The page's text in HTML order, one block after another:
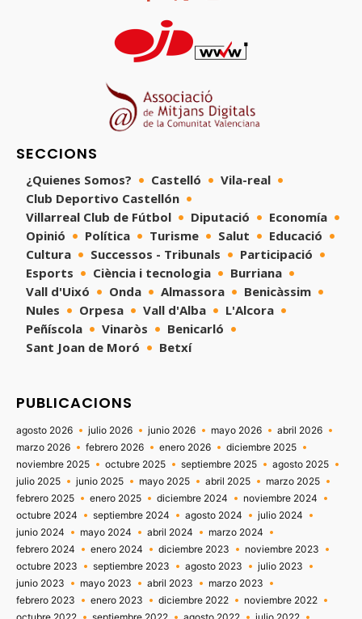
SECCIONS
¿Quienes Somos? Castelló
Vila-real
Club Deportivo Castellón
Villarreal Club de Fútbol
Diputació
Economía
Opinió
Política Turisme Salut
Educació
Cultura
Successos - Tribunals
Participació
Esports
Ciència i tecnologia
Burriana
Vall d'Uixó
Onda Almassora
Benicàssim
Nules
Orpesa Vall d'Alba
L'Alcora
Peñíscola
Vinaròs
Benicarló
Sant Joan de Moró
Betxí
PUBLICACIONS
agosto 2026 julio 2026 junio 2026 mayo 2026
abril 2026
marzo 2026
febrero 2026 enero 2026
diciembre 2025
noviembre 2025
octubre 2025 septiembre 2025
agosto 2025
julio 2025
junio 2025 mayo 2025 abril 2025
marzo 2025
febrero 2025
enero 2025 diciembre 2024
noviembre 2024
octubre 2024
septiembre 2024 agosto 2024
julio 2024
junio 2024
mayo 2024 abril 2024
marzo 2024
febrero 2024
enero 2024 diciembre 2023
noviembre 2023
octubre 2023
septiembre 2023 agosto 2023
julio 2023
junio 2023
mayo 2023 abril 2023
marzo 2023
febrero 2023
enero 2023 diciembre 2022
noviembre 2022